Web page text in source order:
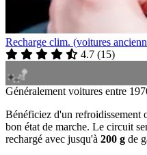
Recharge clim. (voitures
4.7 (15)
Généralement voitures entre
Bénéficiez d'un refroidissement
bon état de marche. Le circuit
rechargé avec jusqu'à 200 g de